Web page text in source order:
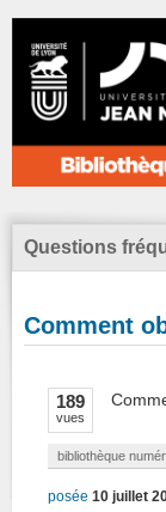
Questions
Comment
189
vues
bibliothèque
posée 10 juillet